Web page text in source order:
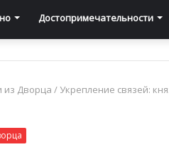
Достопримечательности
из Дворца / Укрепление связей: